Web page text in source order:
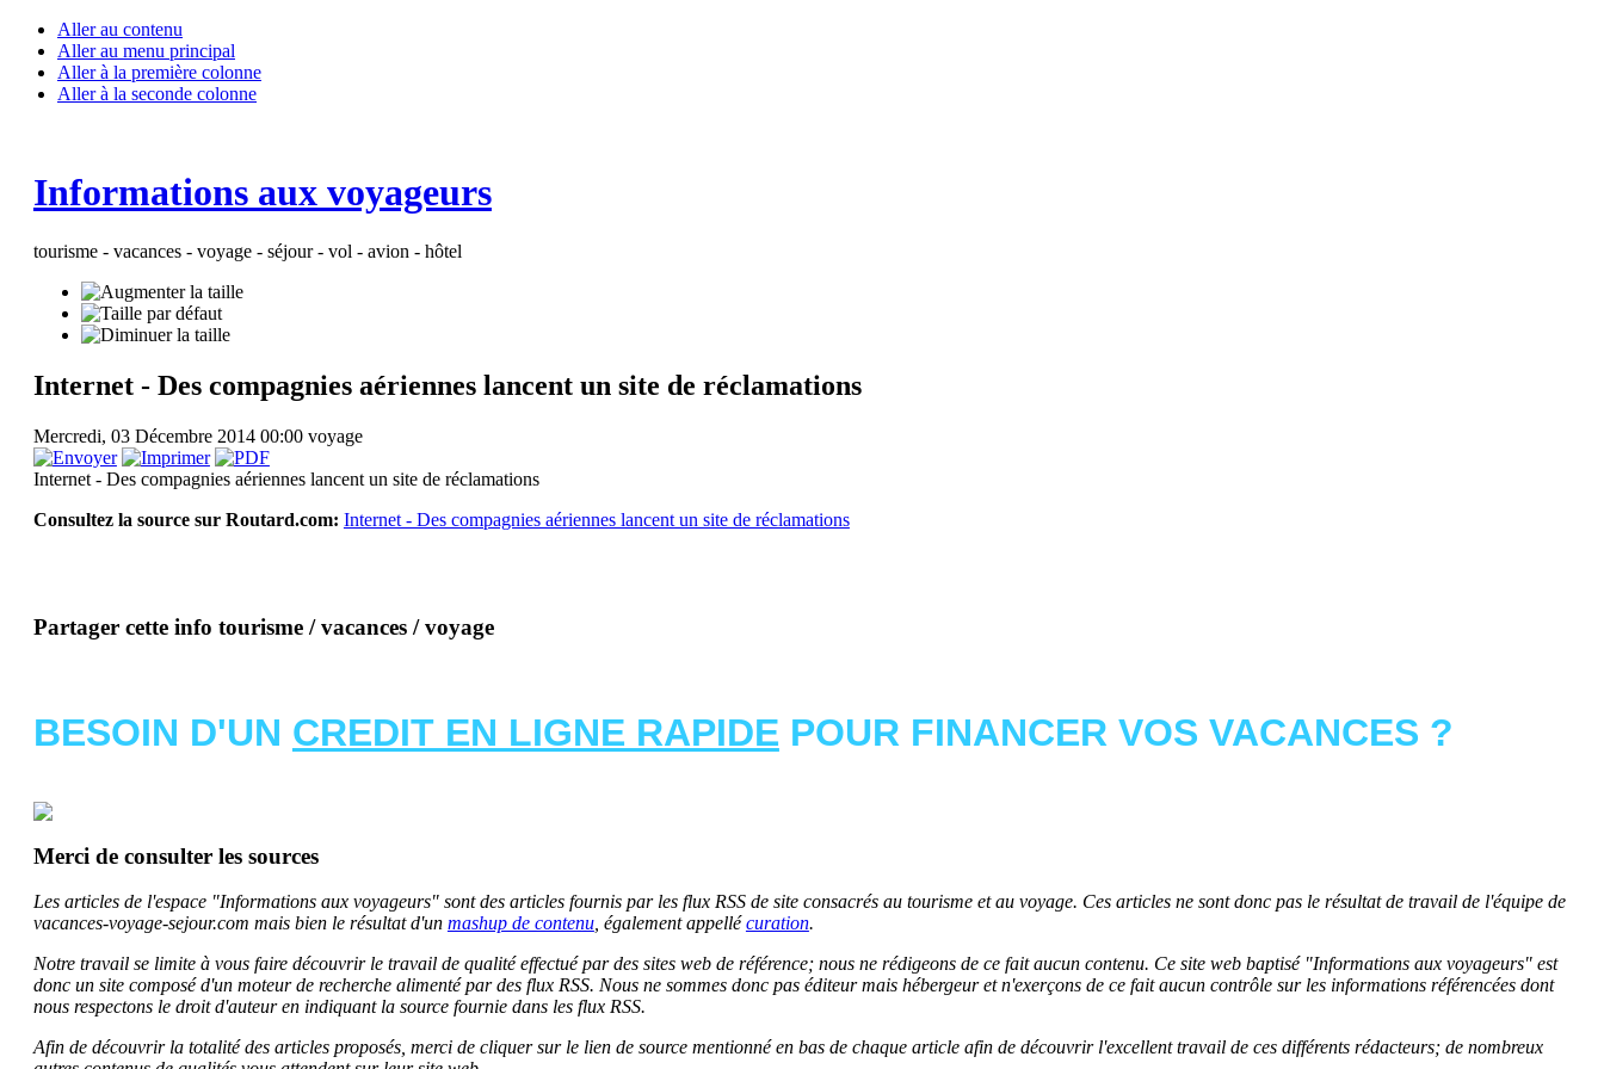
Aller au contenu
Aller au menu principal
Aller à la première colonne
Aller à la seconde colonne
Informations aux voyageurs
tourisme - vacances - voyage - séjour - vol - avion - hôtel
Internet - Des compagnies aériennes lancent un site de réclamations
Mercredi, 03 Décembre 2014 00:00 voyage
Internet - Des compagnies aériennes lancent un site de réclamations
Consultez la source sur Routard.com: Internet - Des compagnies aériennes lancent un site de réclamations
Partager cette info tourisme / vacances / voyage
BESOIN D'UN CREDIT EN LIGNE RAPIDE POUR FINANCER VOS VACANCES ?
Merci de consulter les sources
Les articles de l'espace "Informations aux voyageurs" sont des articles fournis par les flux RSS de site consacrés au tourisme et au voyage. Ces articles ne sont donc pas le résultat de travail de l'équipe de
vacances-voyage-sejour.com mais bien le résultat d'un mashup de contenu, également appellécuration.
Notre travail se limite à vous faire découvrir le travail de qualité effectué par des sites web de référence; nous ne rédigeons de ce fait aucun contenu. Ce site web baptisé "Informations aux voyageurs" est
donc un site composé d'un moteur de recherche alimenté par des flux RSS. Nous ne sommes donc pas éditeur mais hébergeur et n'exerçons de ce fait aucun contrôle sur les informations référencées dont
nous respectons le droit d'auteur en indiquant la source fournie dans les flux RSS.
Afin de découvrir la totalité des articles proposés, merci de cliquer sur le lien de source mentionné en bas de chaque article afin de découvrir l'excellent travail de ces différents rédacteurs; de nombreux